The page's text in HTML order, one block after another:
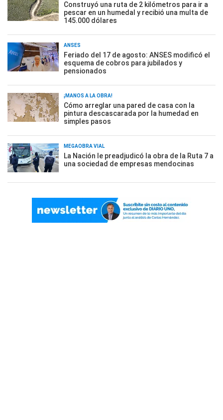
Construyó una ruta de 2 kilómetros para ir a
pescar en un humedal y recibió una multa de
145.000 dólares
ANSES
Feriado del 17 de agosto: ANSES modificó el
esquema de cobros para jubilados y
pensionados
¡MANOS A LA OBRA!
Cómo arreglar una pared de casa con la
pintura descascarada por la humedad en
simples pasos
MEGAOBRA VIAL
La Nación le preadjudicó la obra de la Ruta 7 a
una sociedad de empresas mendocinas